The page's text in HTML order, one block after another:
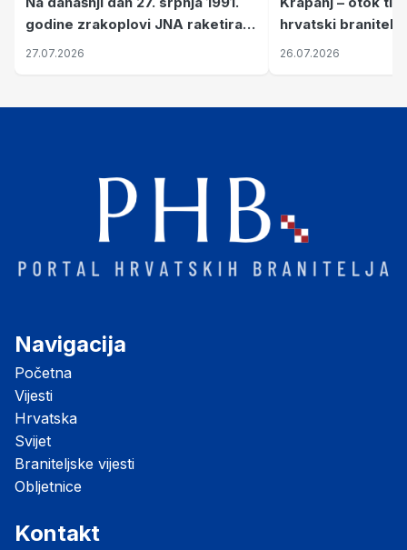
godine zrakoplovi JNA raketirali
su vojarnu i obučni centar "Nikola
27.07.2026
hrvatski branitelji
pronalaze mir
26.07.2026
Navigacija
Početna
Vijesti
Hrvatska
Svijet
Braniteljske vijesti
Obljetnice
Kontakt